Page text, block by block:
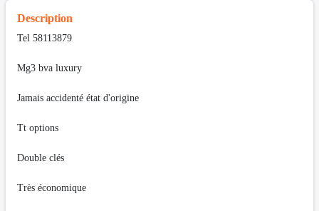
Description
Tel 58113879
Mg3 bva luxury
Jamais accidenté état d'origine
Tt options
Double clés
Très économique